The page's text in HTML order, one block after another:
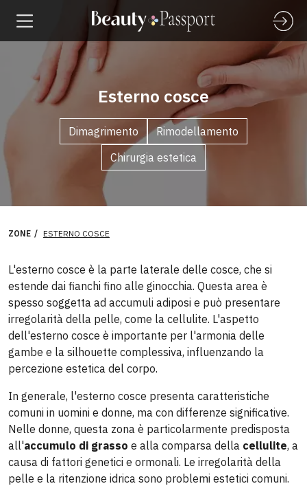
Esterno cosce
Dimagrimento
Rimodellamento
Chirurgia estetica
ZONE ESTERNO COSCE
L'esterno cosce è la parte laterale delle cosce, che si
estende dai fianchi fino alle ginocchia. Questa area è
spesso soggetta ad accumuli adiposi e può presentare
irregolarità della pelle, come la cellulite. L'aspetto
dell'esterno cosce è importante per l'armonia delle
gambe e la silhouette complessiva, influenzando la
percezione estetica del corpo.
In generale, l'esterno cosce presenta caratteristiche
comuni in uomini e donne, ma con differenze significative.
Nelle donne, questa zona è particolarmente predisposta
all'accumulo di grasso e alla comparsa della cellulite, a
causa di fattori genetici e ormonali. Le irregolarità della
pelle e la ritenzione idrica sono problemi estetici comuni.